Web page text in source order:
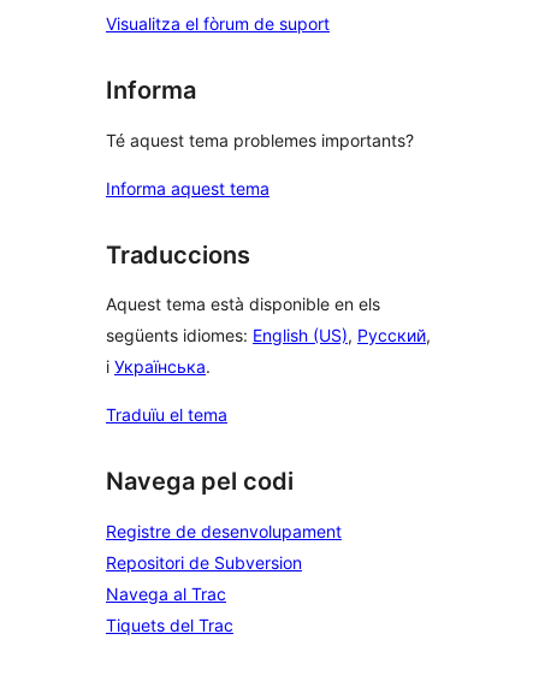
Visualitza el fòrum de suport
Informa
Té aquest tema problemes importants?
Informa aquest tema
Traduccions
Aquest tema està disponible en els
següents idiomes: English (US), Русский,
i Українська.
Traduïu el tema
Navega pel codi
Registre de desenvolupament
Repositori de Subversion
Navega al Trac
Tiquets del Trac